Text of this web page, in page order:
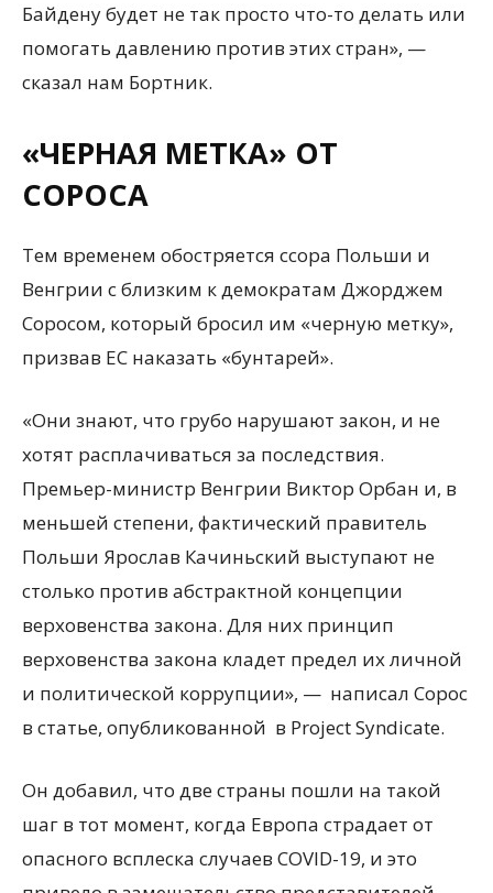
Байдену будет не так просто что-то делать или
помогать давлению против этих стран», —
сказал нам Бортник.
«ЧЕРНАЯ МЕТКА» ОТ
СОРОСА
Тем временем обостряется ссора Польши и
Венгрии с близким к демократам Джорджем
Соросом, который бросил им «черную метку»,
призвав ЕС наказать «бунтарей».
«Они знают, что грубо нарушают закон, и не
хотят расплачиваться за последствия.
Премьер-министр Венгрии Виктор Орбан и, в
меньшей степени, фактический правитель
Польши Ярослав Качиньский выступают не
столько против абстрактной концепции
верховенства закона. Для них принцип
верховенства закона кладет предел их личной
и политической коррупции», — написал Сорос
в статье, опубликованной в Project Syndicate.
Он добавил, что две страны пошли на такой
шаг в тот момент, когда Европа страдает от
опасного всплеска случаев COVID-19, и это